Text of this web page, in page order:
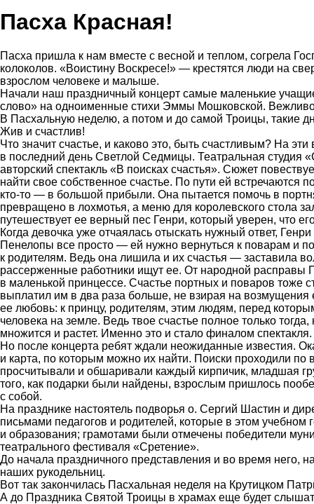
Пасха Красная!
Пасха пришла к нам вместе с весной и теплом, согрела
колоколов. «Воистину Воскресе!» — крестятся люди на
взрослом человеке и малыше.
Начали наш праздничный концерт самые маленькие
слово» на одноименные стихи Эммы Мошковской.
В Пасхальную неделю, а потом и до самой Троицы, такие
Жив и счастлив!
Что значит счастье, и каково это, быть счастливым? На
в последний день Светлой Седмицы. Театральная
авторский спектакль «В поисках счастья». Сюжет
найти свое собственное счастье. По пути ей встречаются
кто-то — в большой прибыли. Она пытается помочь в
превращено в лохмотья, а меню для королевского стола
путешествует ее верный пес Генри, который уверен, что
Когда девочка уже отчаялась отыскать нужный ответ,
Пенелопы все просто — ей нужно вернуться к поварам и
к родителям. Ведь она лишила и их счастья — заставила
рассерженные работники ищут ее. От народной расправы
в маленькой принцессе. Счастье портных и поваров
выплатил им в два раза больше, не взирая на возмущения
ее любовь: к принцу, родителям, этим людям, перед
человека на земле. Ведь твое счастье полное только
множится и растет. Именно это и стало финалом
Но после концерта ребят ждали неожиданные известия.
и карта, по которым можно их найти. Поиски проходили
просчитывали и обшаривали каждый кирпичик, младшая
того, как подарки были найдены, взрослым пришлось
с собой.
На празднике настоятель подворья о. Сергий Шастин и
письмами педагогов и родителей, которые в этом
и образования; грамотами были отмечены победители
театрального фестиваля «Сретение».
До начала праздничного представления и во время него,
наших рукодельниц.
Вот так закончилась Пасхальная неделя на Крутицком
А до Праздника Святой Троицы в храмах еще будет